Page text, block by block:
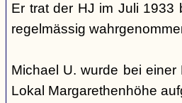
Er trat der HJ im Juli 1933
regelmässig
Michael U. wurde bei
Lokal Margarethenhöhe